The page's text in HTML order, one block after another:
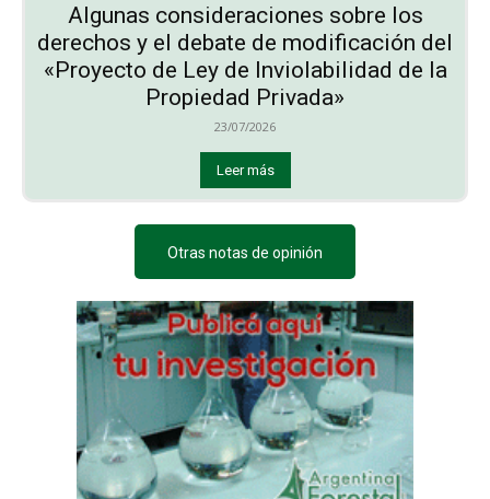
Algunas consideraciones sobre los
derechos y el debate de modificación del
«Proyecto de Ley de Inviolabilidad de la
Propiedad Privada»
23/07/2026
Leer más
Otras notas de opinión